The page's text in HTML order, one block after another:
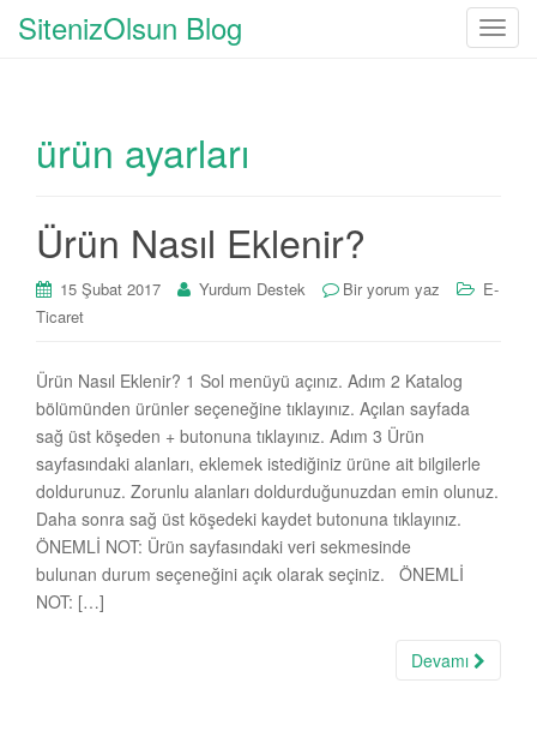
T
i
SitenizOlsun Blog
ürün ayarları
Ürün Nasıl Eklenir?
15 Şubat 2017 Yurdum Destek Bir yorum yaz
E-
Ticaret
Ürün Nasıl Eklenir? 1 Sol menüyü açınız. Adım 2 Katalog
bölümünden ürünler seçeneğine tıklayınız. Açılan sayfada
sağ üst köşeden + butonuna tıklayınız. Adım 3 Ürün
sayfasındaki alanları, eklemek istediğiniz ürüne ait bilgilerle
doldurunuz. Zorunlu alanları doldurduğunuzdan emin olunuz.
Daha sonra sağ üst köşedeki kaydet butonuna tıklayınız.
ÖNEMLİ NOT: Ürün sayfasındaki veri sekmesinde
bulunan durum seçeneğini açık olarak seçiniz. ÖNEMLİ
NOT: […]
Devamı